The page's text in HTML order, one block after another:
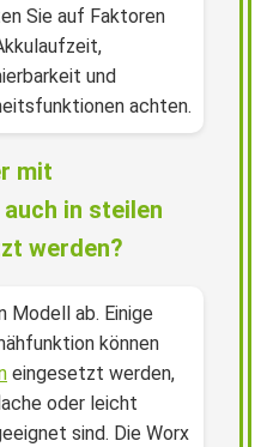
Sie auf Faktoren
und
achten.
mit
in steilen
werden?
Modell ab. Einige
können
eingesetzt werden,
oder leicht
sind. Die Worx